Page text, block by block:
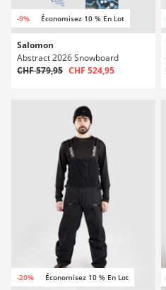
-9% Économisez 10 % En Lot
Salomon
Abstract 2026 Snowboard
CHF 579,95 CHF 524,95
-20% Économisez 10 % En Lot